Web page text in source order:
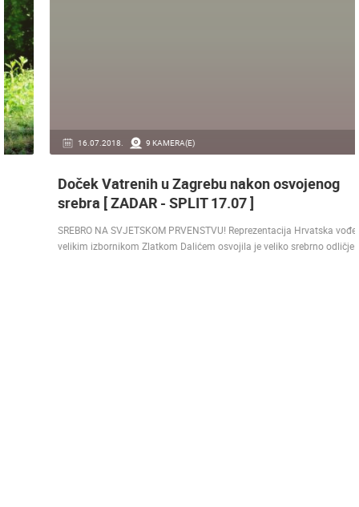
16.07.2018. 9 KAMERA(E)
Doček Vatrenih u Zagrebu nakon osvojenog
srebra [ ZADAR - SPLIT 17.07 ]
SREBRO NA SVJETSKOM PRVENSTVU! Reprezentacija Hrvatska vođena
velikim izbornikom Zlatkom Dalićem osvojila je veliko srebrno odličje.…